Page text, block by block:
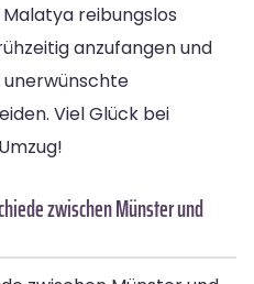
reibungslos
anzufangen und
unerwünschte
Viel Glück bei
zwischen Münster und